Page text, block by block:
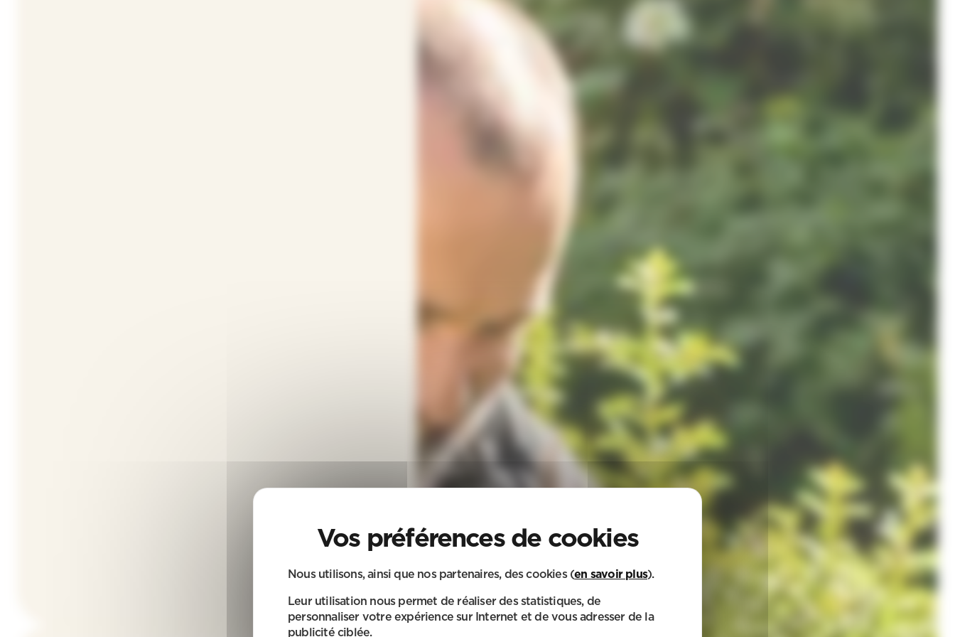
Nous utilisons, ainsi que nos partenaires, des cookies (en savoir plus).
Leur utilisation nous permet de réaliser des statistiques, de
personnaliser votre expérience sur Internet et de vous adresser de la
publicité ciblée.